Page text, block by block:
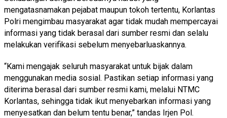
mengatasnamakan pejabat maupun tokoh tertentu, Korlantas
Polri mengimbau masyarakat agar tidak mudah mempercayai
informasi yang tidak berasal dari sumber resmi dan selalu
melakukan verifikasi sebelum menyebarluaskannya.
“Kami mengajak seluruh masyarakat untuk bijak dalam
menggunakan media sosial. Pastikan setiap informasi yang
diterima berasal dari sumber resmi kami, melalui NTMC
Korlantas, sehingga tidak ikut menyebarkan informasi yang
menyesatkan dan belum tentu benar,” tandas Irjen Pol.